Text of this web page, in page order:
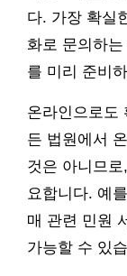
다. 가장 확실
화로 문의하
를 미리 준비
온라인으로도
든 법원에서
것은 아니므
요합니다. 예
매 관련 민원
가능할 수 있